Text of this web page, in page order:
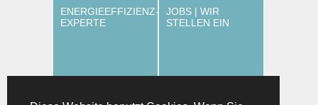
ENERGIEEFFIZIENZ-
EXPERTE
JOBS | WIR
STELLEN EIN